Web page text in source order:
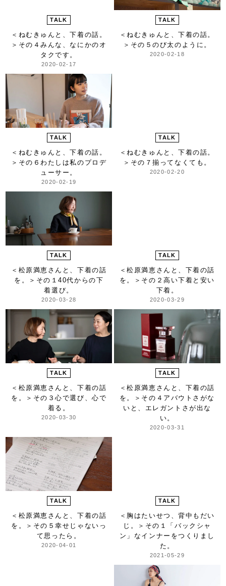
TALK
＜ねむきゅんと、下着の話。
＞ その４みんな、なにかのオ
タクです。
2020-02-17
TALK
＜ねむきゅんと、下着の話。
＞ その５のび太のように。
2020-02-18
TALK
＜ねむきゅんと、下着の話。
＞ その６わたしは私のプロデ
ューサー。
2020-02-19
TALK
＜ねむきゅんと、下着の話。
＞ その７揃ってなくても。
2020-02-20
TALK
＜松原満恵さんと、下着の話
を。＞ その１40代からの下
着選び。
2020-03-28
TALK
＜松原満恵さんと、下着の話
を。＞ その２高い下着と安い
下着。
2020-03-29
TALK
＜松原満恵さんと、下着の話
を。＞ その３心で選び、心で
着る。
2020-03-30
TALK
＜松原満恵さんと、下着の話
を。＞ その４アバウトさがな
いと、エレガントさが出な
い。
2020-03-31
TALK
＜松原満恵さんと、下着の話
を。＞ その５幸せじゃないっ
て思ったら。
2020-04-01
TALK
＜胸はたいせつ、背中もだい
じ。＞ その１「バックシャ
ン」な インナーをつくりまし
た。
2021-05-29